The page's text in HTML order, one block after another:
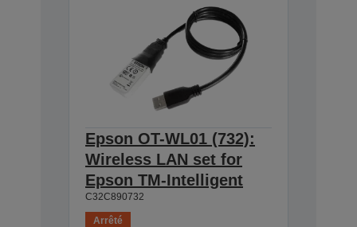
Epson OT-WL01 (732):
Wireless LAN set for
Epson TM-Intelligent
C32C890732
Arrêté